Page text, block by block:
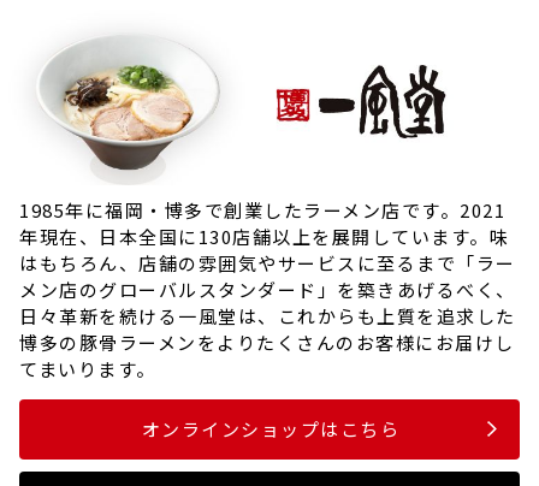
1985年に福岡・博多で創業したラーメン店です。2021
年現在、日本全国に130店舗以上を展開しています。味
はもちろん、店舗の雰囲気やサービスに至るまで「ラー
メン店のグローバルスタンダード」を築きあげるべく、
日々革新を続ける一風堂は、これからも上質を追求した
博多の豚骨ラーメンをよりたくさんのお客様にお届けし
てまいります。
オンラインショップはこちら